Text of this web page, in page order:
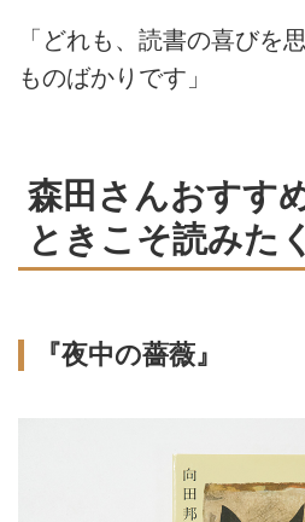
「どれも、読書の喜びを
ものばかりです」
森田さんおすす
ときこそ読みた
『夜中の薔薇』